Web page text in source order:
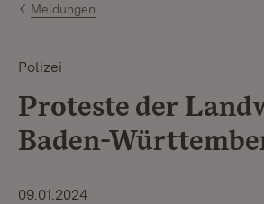
Meldungen
Polizei
Proteste der
Baden-
09.01.2024